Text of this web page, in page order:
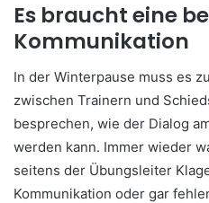
Es braucht eine
Kommunikation
In der Winterpause muss es
zwischen Trainern und
besprechen, wie der Dialog
werden kann. Immer wieder
seitens der Übungsleiter
Kommunikation oder gar